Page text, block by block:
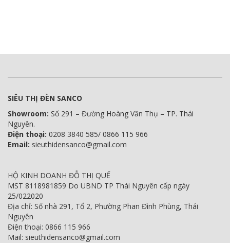
SIÊU THỊ ĐÈN SANCO
Showroom: Số 291 – Đường Hoàng Văn Thụ – TP. Thái
Nguyên.
Điện thoại: 0208 3840 585/ 0866 115 966
Email: sieuthidensanco@gmail.com
HỘ KINH DOANH ĐỖ THỊ QUẾ
MST 8118981859 Do UBND TP Thái Nguyên cấp ngày
25/022020
Địa chỉ: Số nhà 291, Tổ 2, Phường Phan Đình Phùng, Thái
Nguyên
Điện thoại: 0866 115 966
Mail: sieuthidensanco@gmail.com